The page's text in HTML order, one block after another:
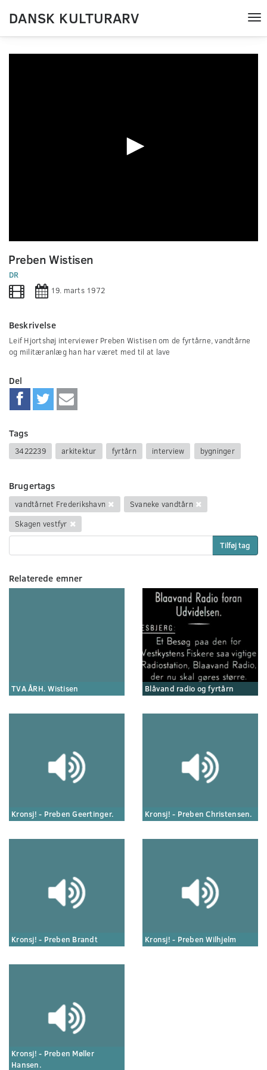
DANSK KULTURARV
seconds
of
0
seconds
Preben Wistisen
DR
19. marts 1972
Beskrivelse
Leif Hjortshøj interviewer Preben Wistisen om de fyrtårne, vandtårne
og militæranlæg han har været med til at lave
Del
Tags
3422239 arkitektur fyrtårn interview bygninger
Brugertags
vandtårnet Frederikshavn
Svaneke vandtårn
Skagen vestfyr
Tilføj tag
Relaterede emner
TVA ÅRH. Wistisen Blåvand radio og fyrtårn
Kronsj! - Preben Geertinger. Kronsj! - Preben Christensen.
Kronsj! - Preben Brandt Kronsj! - Preben Wilhjelm
Kronsj! - Preben Møller
Hansen.